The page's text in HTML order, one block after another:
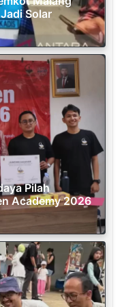
Solar
Pilah
Academy 2026